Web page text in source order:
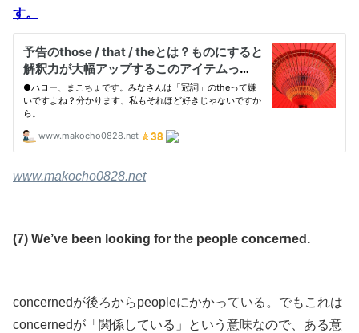
す。
www.makocho0828.net
(7) We’ve been looking for the people concerned.
concernedが後ろからpeopleにかかっている。でもこれは
concernedが「関係している」という意味なので、ある意